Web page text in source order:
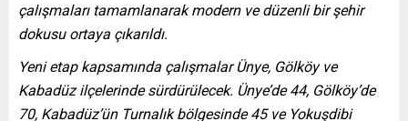
çalışmaları tamamlanarak modern ve düzenli bir şehir
dokusu ortaya çıkarıldı.
Yeni etap kapsamında çalışmalar Ünye, Gölköy ve
Kabadüz ilçelerinde sürdürülecek. Ünye’de 44, Gölköy’de
70, Kabadüz’ün Turnalık bölgesinde 45 ve Yokuşdibi